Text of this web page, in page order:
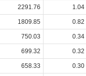
2291.76 1.04
1809.85 0.82
750.03 0.34
699.32 0.32
658.33 0.30